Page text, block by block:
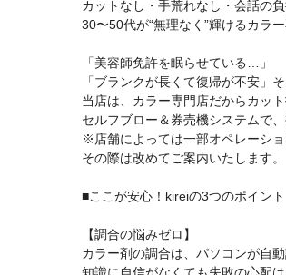
カットなし・手荒れなし・会話の負
30〜50代が“無理なく”輝けるカラ
「美容師免許を眠らせている…」
「ブランクが長くて復帰が不安」
当店は、カラー専門店だからカット
セルフブロー＆券売機システムで
※店舗によっては一部オペレーショ
その際は改めてご案内いたします。
■ここが安心！kireiの3つのポイント
【調合の悩みゼロ】
カラー剤の調合は、パソコンが自動
知識に自信がなくても失敗の心配は